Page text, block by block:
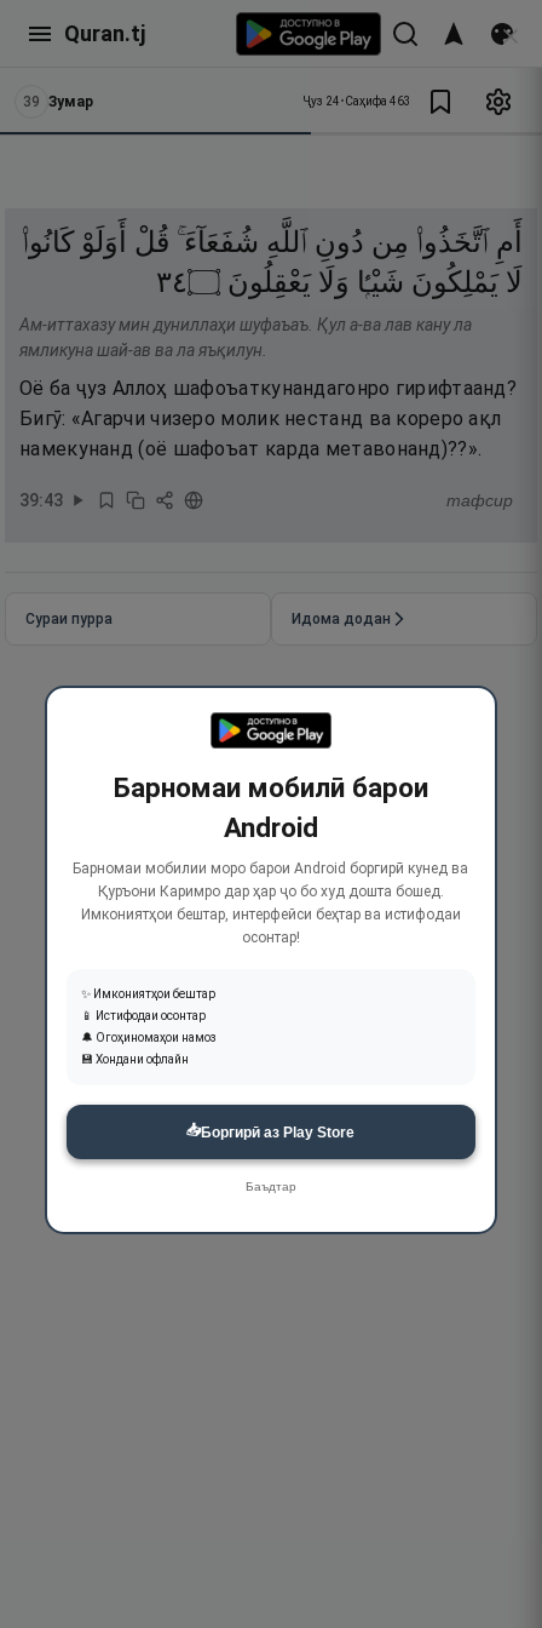
Quran.tj
39 Зумар Ҷуз 24•Саҳифа 463
أَمِ ٱتَّخَذُوا۟ مِن دُونِ ٱللَّهِ شُفَعَآءَ ۚ قُلْ أَوَلَوْ كَانُوا۟
لَا يَمْلِكُونَ شَيْـًۭٔا وَلَا يَعْقِلُونَ ۝٤٣
Ам-иттахазу мин дуниллаҳи шуфаъаъ. Қул а-ва лав кану ла
ямликуна шай-ав ва ла яъқилун.
Оё ба ҷуз Аллоҳ шафоъаткунандагонро гирифтаанд?
Бигӯ: «Агарчи чизеро молик нестанд ва кореро ақл
намекунанд (оё шафоъат карда метавонанд)??».
39:43 тафсир
Сураи пурра Идома додан
Барномаи мобилӣ барои
Android
Барномаи мобилии моро барои Android боргирӣ кунед ва
Қуръони Каримро дар ҳар ҷо бо худ дошта бошед.
Имкониятҳои бештар, интерфейси беҳтар ва истифодаи
осонтар!
✨ Имкониятҳои бештар
📱 Истифодаи осонтар
🔔 Огоҳиномаҳои намоз
💾 Хондани офлайн
📥Боргирӣ аз Play Store
Баъдтар